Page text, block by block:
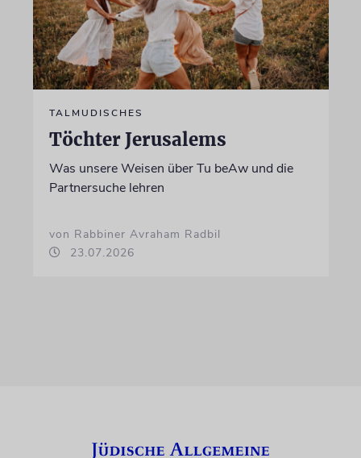
TALMUDISCHES
Töchter Jerusalems
Was unsere Weisen über Tu beAw und die
Partnersuche lehren
von Rabbiner Avraham Radbil
23.07.2026